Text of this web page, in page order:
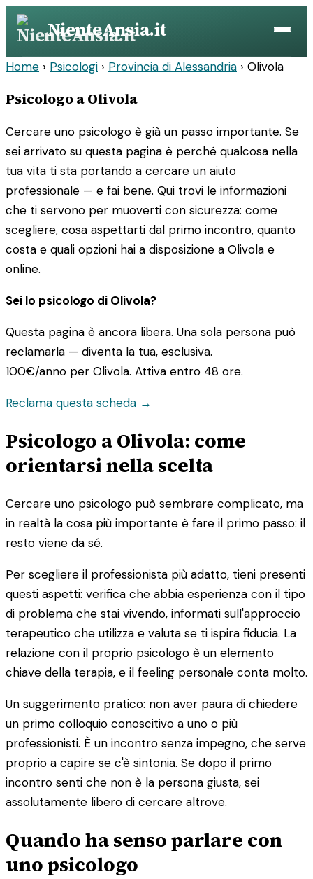
Vai
contenuto
NienteAnsia.it
Home › Psicologi › Provincia di Alessandria › Olivola
Psicologo a Olivola
Cercare uno psicologo è già un passo importante. Se
sei arrivato su questa pagina è perché qualcosa nella
tua vita ti sta portando a cercare un aiuto
professionale — e fai bene. Qui trovi le informazioni
che ti servono per muoverti con sicurezza: come
scegliere, cosa aspettarti dal primo incontro, quanto
costa e quali opzioni hai a disposizione a Olivola e
online.
Sei lo psicologo di Olivola?
Questa pagina è ancora libera. Una sola persona può
reclamarla — diventa la tua, esclusiva.
100€/anno per Olivola. Attiva entro 48 ore.
Reclama questa scheda →
Psicologo a Olivola: come
orientarsi nella scelta
Cercare uno psicologo può sembrare complicato, ma
in realtà la cosa più importante è fare il primo passo: il
resto viene da sé.
Per scegliere il professionista più adatto, tieni presenti
questi aspetti: verifica che abbia esperienza con il tipo
di problema che stai vivendo, informati sull'approccio
terapeutico che utilizza e valuta se ti ispira fiducia. La
relazione con il proprio psicologo è un elemento
chiave della terapia, e il feeling personale conta molto.
Un suggerimento pratico: non aver paura di chiedere
un primo colloquio conoscitivo a uno o più
professionisti. È un incontro senza impegno, che serve
proprio a capire se c'è sintonia. Se dopo il primo
incontro senti che non è la persona giusta, sei
assolutamente libero di cercare altrove.
Quando ha senso parlare con
uno psicologo